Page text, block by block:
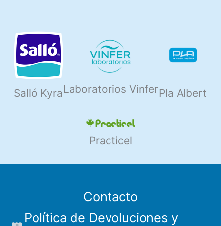
Salló Kyra Laboratorios VinferPla Albert
Practicel
Contacto
Política de Devoluciones y